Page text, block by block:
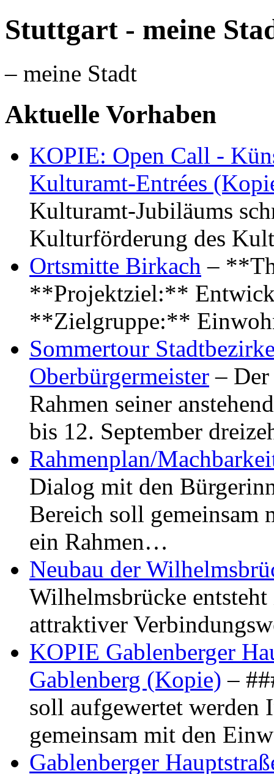
Stuttgart - meine
– meine Stadt
Aktuelle Vorhaben
KOPIE: Open Call -
Kulturamt-Entrées
Kulturamt-Jubiläums
Kulturförderung des
Ortsmitte Birkach –
**Projektziel:**
**Zielgruppe:**
Sommertour
Oberbürgermeister –
Rahmen seiner
bis 12. September
Rahmenplan/
Dialog mit den
Bereich soll gemeinsam
ein Rahmen…
Neubau der
Wilhelmsbrücke
attraktiver
KOPIE Gablenberger
Gablenberg (Kopie) –
soll aufgewertet werden
gemeinsam mit den
Gablenberger